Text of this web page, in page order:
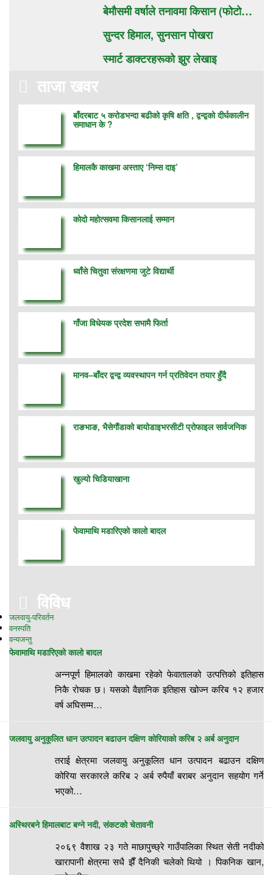
बेमौसमी वर्षाले तनावमा किसान (फाेटाे…
सुन्दर हिमाल, सुनसान पाेखरा
स्मार्ट डाक्टरहरूको झुर लेखाइ
ताजा खवर
बाँदरबाट ५ करोडभन्दा बढीको कृषि क्षति , द्वन्द्वको दीर्घकालीन
समाधान के ?
हिमालकै काखमा अस्ताए ‘निम्स दाइ’
कोदो महोत्सवमा किसानलाई सम्मान
ध्वाँसे चितुवा संरक्षणमा जुटे विद्यार्थी
गाँजा विधेयक प्रदेश सभामै फिर्ता
मानव–बाँदर द्वन्द्व व्यवस्थापन गर्न प्रतिवेदन तयार हुँदै
राङभाङ, भैसेगौंडाको बायोडाइभरसीटी प्रोफाइल सार्वजनिक
खुल्यो चिडियाखाना
फेवामाथि मडारिएको कालो बादल
विविध
जलवायु-परिवर्तन
वनस्पति
वन्यजन्तु
फेवामाथि मडारिएको कालो बादल
अन्नपूर्ण हिमालको काखमा रहेको फेवातालको उत्पत्तिको इतिहास
निकै रोचक छ। यसको वैज्ञानिक इतिहास खोज्न करिब १२ हजार
वर्ष अघिसम्म…
जलवायु अनुकूलित धान उत्पादन बढाउन दक्षिण कोरियाको करिब २ अर्ब अनुदान
तराई क्षेत्रमा जलवायु अनुकूलित धान उत्पादन बढाउन दक्षिण
कोरिया सरकारले करिब २ अर्ब रुपैयाँ बराबर अनुदान सहयोग गर्ने
भएको…
अस्थिरबने हिमालबाट बग्ने नदी, संकटको चेतावनी
२०६९ वैशाख २३ गते माछापुच्छ्रे गाउँपालिका स्थित सेती नदीको
खारापानी क्षेत्रमा सधै झैँ दैनिकी चलेको थियो । पिकनिक खान,